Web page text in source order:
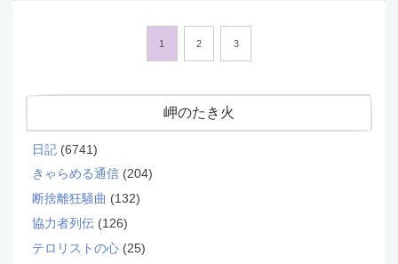
1 2 3
岬のたき火
日記(6741)
きゃらめる通信(204)
断捨離狂騒曲 (132)
協力者列伝(126)
テロリストの心(25)